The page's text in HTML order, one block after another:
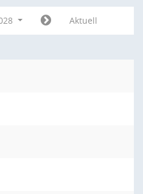
Aktuell